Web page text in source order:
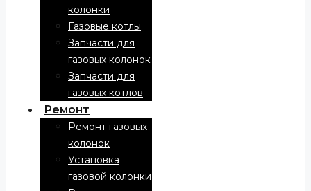
колонки
Газовые котлы
Запчасти для
газовых колонок
Запчасти для
газовых котлов
Ремонт
Ремонт газовых
колонок
Установка
газовой колонки